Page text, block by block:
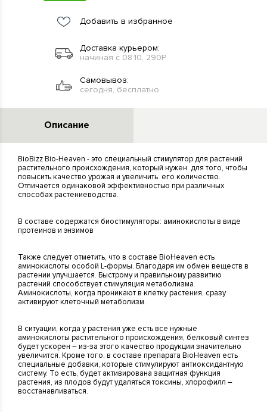
Добавить в избранное
Доставка курьером:
начиная с 08.10, 290Р
Самовывоз:
сегодня, бесплатно
Описание
BioBizz Bio-Heaven - это специальный стимулятор для растений
растительного происхождения, который нужен для того, чтобы
повысить качество урожая и увеличить его количество.
Отличается одинаковой эффективностью при различных
способах растениеводства.
В составе содержатся биостимуляторы: аминокислоты в виде
протеинов и энзимов
Также следует отметить, что в составе BioHeaven есть
аминокислоты особой L-формы. Благодаря им обмен веществ в
растении улучшается. Быстрому и правильному развитию
растений способствует стимуляция метаболизма.
Аминокислоты, когда проникают в клетку растения, сразу
активируют клеточный метаболизм.
В ситуации, когда у растения уже есть все нужные
аминокислоты растительного происхождения, белковый синтез
будет ускорен – из-за этого качество продукции значительно
увеличится. Кроме того, в составе препарата BioHeaven есть
специальные добавки, которые стимулируют антиоксидантную
систему. То есть, будет активирована защитная функция
растения, из плодов будут удаляться токсины, хлорофилл –
восстанавливаться.